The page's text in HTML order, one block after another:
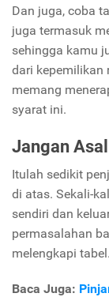
Dan juga, coba
juga termasuk
sehingga kamu
dari kepemilikan
memang
syarat ini.
Jangan
Itulah sedikit
di atas. Sekali-
sendiri dan
permasalahan
melengkapi tabel.
Baca Juga: